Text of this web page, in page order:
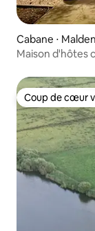
Cabane ⋅ Malden
Maison d'hôtes
Coup de cœur
Coup de cœur